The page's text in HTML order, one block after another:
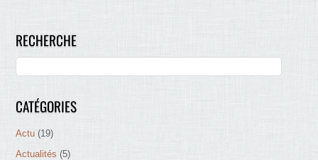
RECHERCHE
CATÉGORIES
Actu (19)
Actualités (5)